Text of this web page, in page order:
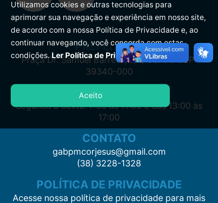
PREFEITURA
Praça Dr. Samuel Barreto, s/n, Centro CEP:
39340-000
ATENDIMENTO
Segunda à Sexta: 7:00 às 11:00 e das 13:00 às
17:00
CONTATO
gabpmcorjesus@gmail.com
(38) 3228-1328
POLÍTICA DE PRIVACIDADE
Acesse nossa política de privacidade para mais
Utilizamos cookies e outras tecnologias para
aprimorar sua navegação e experiência em nosso site,
de acordo com a nossa Política de Privacidade e, ao
continuar navegando, você concorda com estas
condições.Ler Política de Privacidade.
Aceito